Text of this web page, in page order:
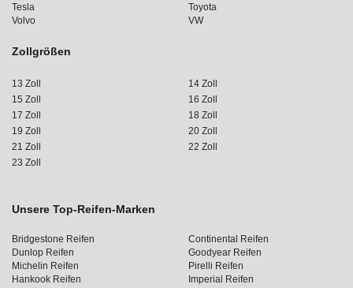
Tesla
Toyota
Volvo
VW
Zollgrößen
13 Zoll
14 Zoll
15 Zoll
16 Zoll
17 Zoll
18 Zoll
19 Zoll
20 Zoll
21 Zoll
22 Zoll
23 Zoll
Unsere Top-Reifen-Marken
Bridgestone Reifen
Continental Reifen
Dunlop Reifen
Goodyear Reifen
Michelin Reifen
Pirelli Reifen
Hankook Reifen
Imperial Reifen